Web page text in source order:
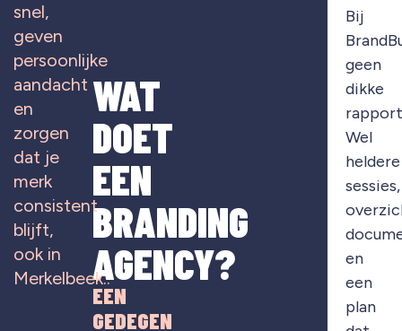
snel,
geven
persoonlijke
aandacht
en
zorgen
dat je
merk
consistent
blijft,
ook in
Merkelbeek..
WAT
DOET
EEN
BRANDING
AGENCY?
EEN
GEDEGEN
Bij
geen
dikke
Wel
heldere
sessies,
en
een
plan